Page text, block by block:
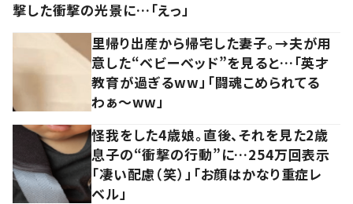
撃した衝撃の光景に…「えっ」
里帰り出産から帰宅した妻子。→夫が用
意した“ベビーベッド”を見ると…「英才
教育が過ぎるww」「闘魂こめられてる
わぁ～ww」
怪我をした4歳娘。直後、それを見た2歳
息子の“衝撃の行動”に…254万回表示
「凄い配慮（笑）」「お顔はかなり重症レ
ベル」